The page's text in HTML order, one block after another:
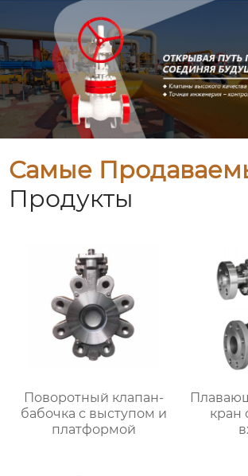
Самые
Продукты
Поворотный клапан-
бабочка с выступом и
платформой
кран